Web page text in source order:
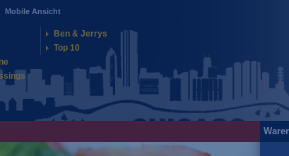
Mobile Ansicht
Ben & Jerrys
Top 10